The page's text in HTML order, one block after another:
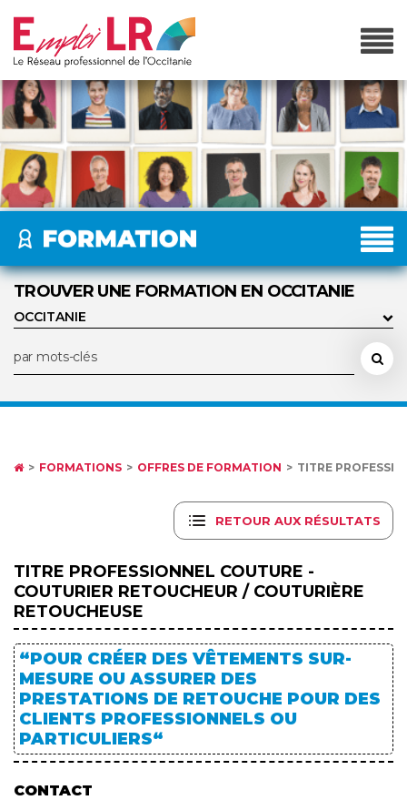
TROUVER UNE FORMATION EN OCCITANIE
FORMATIONS OFFRES DE FORMATION TITRE
RETOUR AUX RÉSULTATS
TITRE PROFESSIONNEL COUTURE -
COUTURIER RETOUCHEUR / COUTURIÈRE
RETOUCHEUSE
“POUR CRÉER DES VÊTEMENTS SUR-
MESURE OU ASSURER DES
PRESTATIONS DE RETOUCHE POUR DES
CLIENTS PROFESSIONNELS OU
PARTICULIERS“
CONTACT